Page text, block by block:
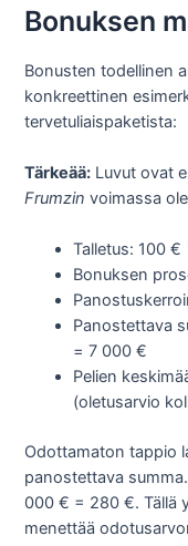
Bonuksen
Bonusten todellinen
konkreettinen
tervetuliaispaketista:
Tärkeää: Luvut ovat
Frumzin voimassa
Talletus: 100 €
Bonuksen
Panostettava
= 7 000 €
Pelien
(oletusarvio
Odottamaton tappio
panostettava
000 € = 280 €. Tällä
menettää